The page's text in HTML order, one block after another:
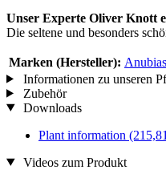
Unser Experte Oliver Knott
Die seltene und besonders
Marken (Hersteller): Anubias
Informationen zu unseren
Zubehör
Downloads
Plant information
Videos zum Produkt